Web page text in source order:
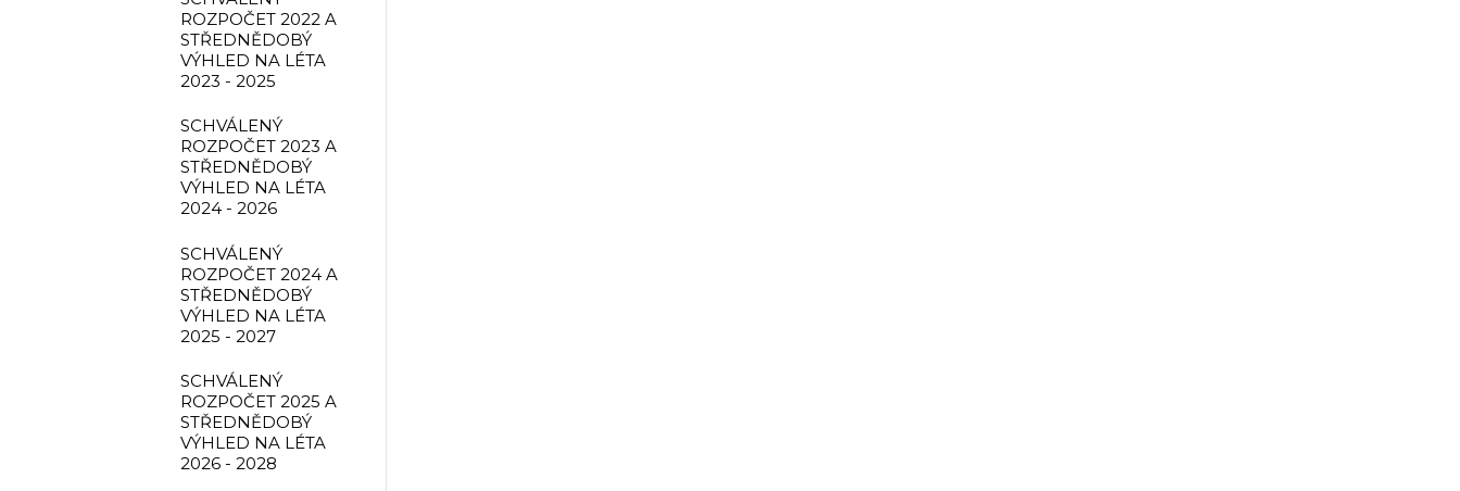
ROZPOČET 2022 A
STŘEDNĚDOBÝ
VÝHLED NA LÉTA
2023 - 2025
SCHVÁLENÝ
ROZPOČET 2023 A
STŘEDNĚDOBÝ
VÝHLED NA LÉTA
2024 - 2026
SCHVÁLENÝ
ROZPOČET 2024 A
STŘEDNĚDOBÝ
VÝHLED NA LÉTA
2025 - 2027
SCHVÁLENÝ
ROZPOČET 2025 A
STŘEDNĚDOBÝ
VÝHLED NA LÉTA
2026 - 2028